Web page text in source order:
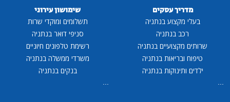
מדריך עסקים
בעלי מקצוע בנתניה
רכב בנתניה
שרותים מקצועיים בנתניה
טיפוח ובריאות בנתניה
ילדים ותינוקות בנתניה
שימושון עירוני
תשלומים ומוקדי שרות
סניפי דואר בנתניה
רשימת טלפונים חיוניים
משרדי ממשלה בנתניה
בנקים בנתניה